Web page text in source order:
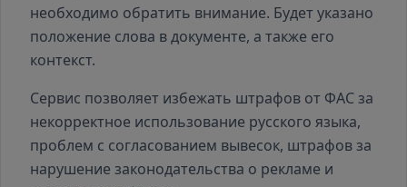
необходимо обратить внимание. Будет указано
положение слова в документе, а также его
контекст.
Сервис позволяет избежать штрафов от ФАС за
некорректное использование русского языка,
проблем с согласованием вывесок, штрафов за
нарушение законодательства о рекламе и